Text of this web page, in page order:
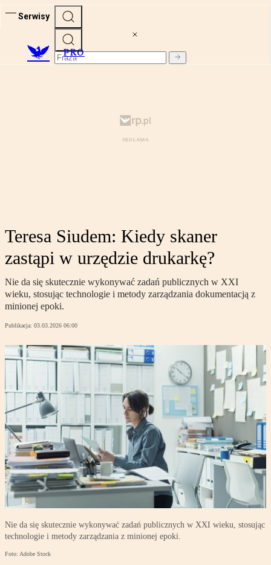
Serwisy
PRO
Teresa Siudem: Kiedy skaner
zastąpi w urzędzie drukarkę?
Nie da się skutecznie wykonywać zadań publicznych w XXI
wieku, stosując technologie i metody zarządzania dokumentacją z
minionej epoki.
Publikacja: 03.03.2026 06:00
Nie da się skutecznie wykonywać zadań publicznych w XXI wieku, stosując
technologie i metody zarządzania z minionej epoki.
Foto: Adobe Stock